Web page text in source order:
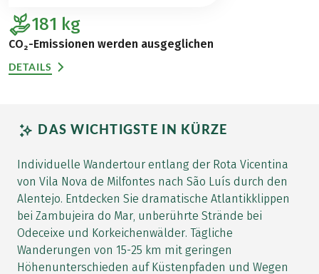
181 kg
CO₂-Emissionen werden ausgeglichen
DETAILS
DAS WICHTIGSTE IN KÜRZE
Individuelle Wandertour entlang der Rota Vicentina
von Vila Nova de Milfontes nach São Luís durch den
Alentejo. Entdecken Sie dramatische Atlantikklippen
bei Zambujeira do Mar, unberührte Strände bei
Odeceixe und Korkeichenwälder. Tägliche
Wanderungen von 15-25 km mit geringen
Höhenunterschieden auf Küstenpfaden und Wegen